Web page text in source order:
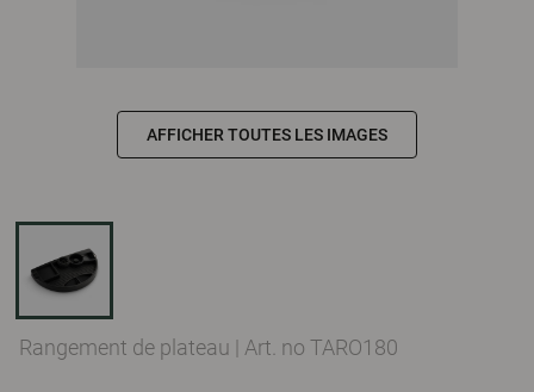
AFFICHER TOUTES LES IMAGES
Rangement de plateau | Art. no TARO180